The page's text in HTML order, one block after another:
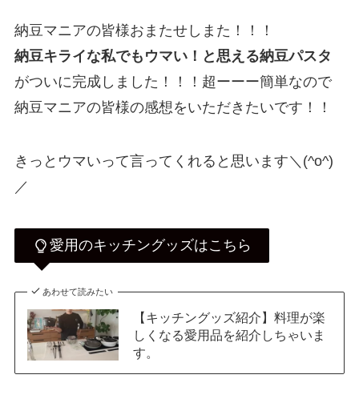
納豆マニアの皆様おまたせしまた！！！
納豆キライな私でもウマい！と思える納豆パスタ
がついに完成しました！！！超ーーー簡単なので
納豆マニアの皆様の感想をいただきたいです！！
きっとウマいって言ってくれると思います＼(^o^)
／
愛用のキッチングッズはこちら
あわせて読みたい
【キッチングッズ紹介】料理が楽
しくなる愛用品を紹介しちゃいま
す。